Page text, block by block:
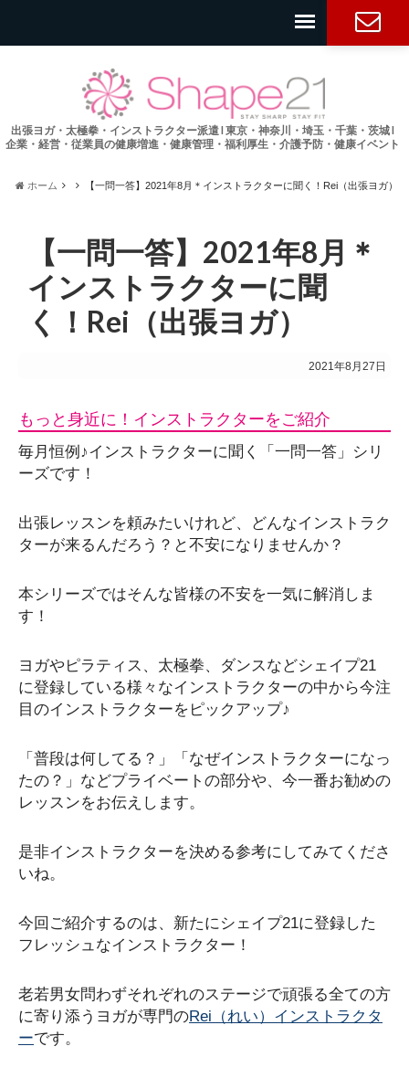
出張ヨガ・太極拳・インストラクター派遣 l 東京・神奈川・埼玉・千葉・茨城 l
企業・経営・従業員の健康増進・健康管理・福利厚生・介護予防・健康イベント
ホーム 【一問一答】2021年8月＊インストラクターに聞く！Rei（出張ヨガ）
【一問一答】2021年8月＊
インストラクターに聞
く！Rei（出張ヨガ）
2021年8月27日
もっと身近に！インストラクターをご紹介
毎月恒例♪インストラクターに聞く「一問一答」シリ
ーズです！
出張レッスンを頼みたいけれど、どんなインストラク
ターが来るんだろう？と不安になりませんか？
本シリーズではそんな皆様の不安を一気に解消しま
す！
ヨガやピラティス、太極拳、ダンスなどシェイプ21
に登録している様々なインストラクターの中から今注
目のインストラクターをピックアップ♪
「普段は何してる？」「なぜインストラクターになっ
たの？」などプライベートの部分や、今一番お勧めの
レッスンをお伝えします。
是非インストラクターを決める参考にしてみてくださ
いね。
今回ご紹介するのは、新たにシェイプ21に登録した
フレッシュなインストラクター！
老若男女問わずそれぞれのステージで頑張る全ての方
に寄り添うヨガが専門のRei（れい） インストラクタ
ーです。